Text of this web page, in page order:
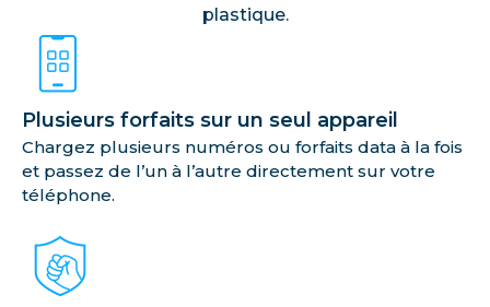
Plusieurs forfaits sur un seul appareil
Chargez plusieurs numéros ou forfaits data à la fois
et passez de l’un à l’autre directement sur votre
téléphone.
plastique.